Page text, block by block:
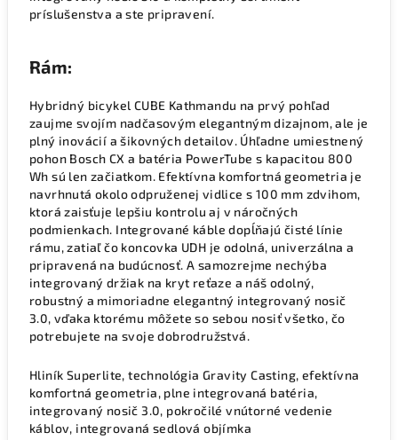
príslušenstva a ste pripravení.
Rám:
Hybridný bicykel CUBE Kathmandu na prvý pohľad
zaujme svojím nadčasovým elegantným dizajnom, ale je
plný inovácií a šikovných detailov. Úhľadne umiestnený
pohon Bosch CX a batéria PowerTube s kapacitou 800
Wh sú len začiatkom. Efektívna komfortná geometria je
navrhnutá okolo odpruženej vidlice s 100 mm zdvihom,
ktorá zaisťuje lepšiu kontrolu aj v náročných
podmienkach. Integrované káble dopĺňajú čisté línie
rámu, zatiaľ čo koncovka UDH je odolná, univerzálna a
pripravená na budúcnosť. A samozrejme nechýba
integrovaný držiak na kryt reťaze a náš odolný,
robustný a mimoriadne elegantný integrovaný nosič
3.0, vďaka ktorému môžete so sebou nosiť všetko, čo
potrebujete na svoje dobrodružstvá.
Hliník Superlite, technológia Gravity Casting, efektívna
komfortná geometria, plne integrovaná batéria,
integrovaný nosič 3.0, pokročilé vnútorné vedenie
káblov, integrovaná sedlová objímka